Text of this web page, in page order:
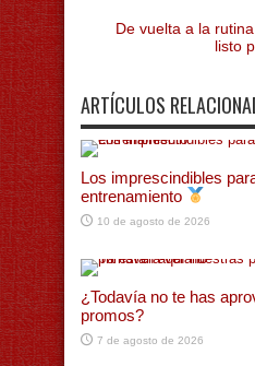
De vuelta a la
listo
ARTÍCULOS
Los imprescindibles
entrenamiento
10 de agosto de 2026
¿Todavía no te has
promos?
7 de agosto de 2026